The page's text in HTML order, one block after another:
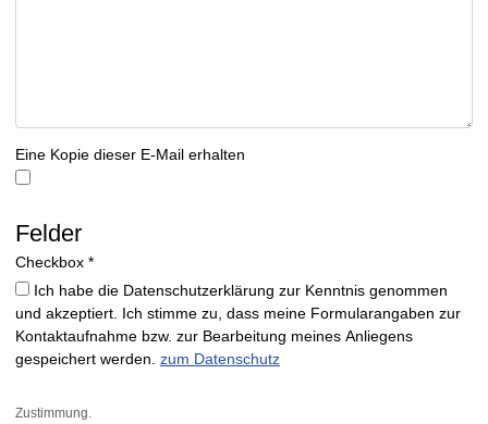
Eine Kopie dieser E-Mail erhalten
Felder
Checkbox *
und akzeptiert. Ich stimme zu, dass meine Formularangaben zur
Kontaktaufnahme bzw. zur Bearbeitung meines Anliegens
gespeichert werden. zum Datenschutz
Zustimmung.